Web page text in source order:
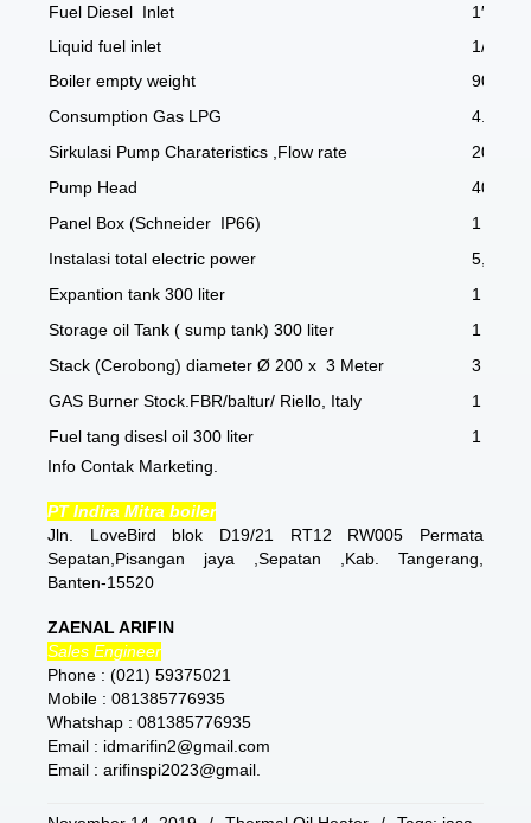
Fuel Diesel Inlet
1″
Liquid fuel inlet
1/2″
Boiler empty weight
900
Consumption Gas LPG
4.4
Sirkulasi Pump Charateristics ,Flow rate
20
Pump Head
40
Panel Box (Schneider IP66)
1
Instalasi total electric power
5,5
Expantion tank 300 liter
1
Storage oil Tank ( sump tank) 300 liter
1
Stack (Cerobong) diameter Ø 200 x 3 Meter
3
GAS Burner Stock.FBR/baltur/ Riello, Italy
1
Fuel tang disesl oil 300 liter
1
Info Contak Marketing.
PT Indira Mitra boiler
Jln. LoveBird blok D19/21 RT12 RW005 Permata
Sepatan,Pisangan jaya ,Sepatan ,Kab. Tangerang,
Banten-15520
ZAENAL ARIFIN
Sales Engineer
Phone : (021) 59375021
Mobile : 081385776935
Whatshap : 081385776935
Email : idmarifin2@gmail.com
Email : arifinspi2023@gmail.